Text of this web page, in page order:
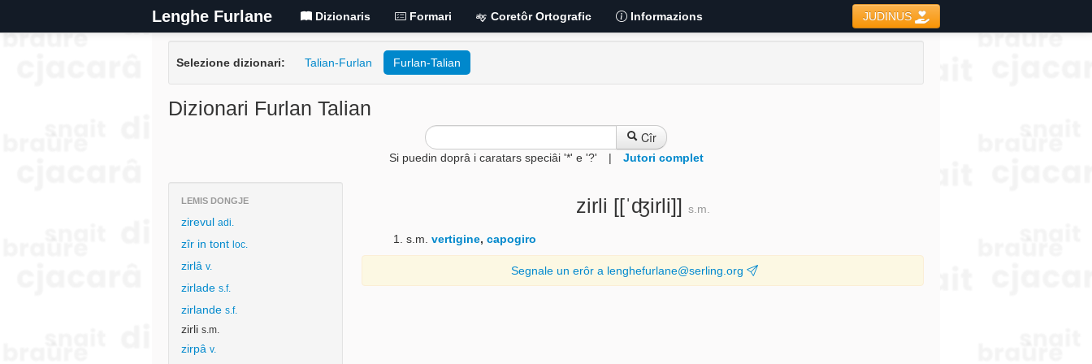
Lenghe Furlane JUDINUS
Dizionaris Formari Coretôr Ortografic Informazions
Selezione dizionari: Talian-Furlan Furlan-Talian
Dizionari Furlan Talian
Cîr
Si puedin doprâ i caratars speciâi '*' e '?' | Jutori complet
LEMIS DONGJE
zirevul adi.
zîr in tont loc.
zirlâ v.
zirlade s.f.
zirlande s.f.
zirli s.m.
zirpâ v.
zirli [[ˈʤirli]] s.m.
s.m.vertigine,capogiro
Segnale un erôr a lenghefurlane@serling.org